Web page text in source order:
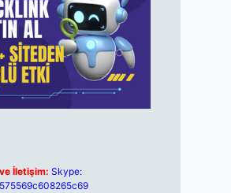
İletişim: Skype: